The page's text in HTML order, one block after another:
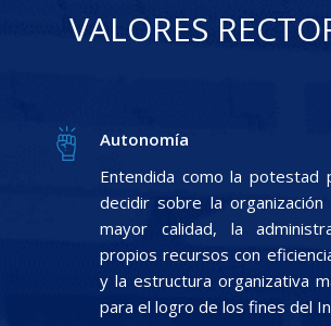
VALORES
Autonomía
Entendida como la potestad
decidir sobre la organización
mayor calidad, la
propios recursos con
y la estructura organizativa
para el logro de los fines del